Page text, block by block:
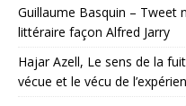
Guillaume Basquin – Tweet
littéraire façon Alfred Jarry
Hajar Azell, Le sens de la
vécue et le vécu de